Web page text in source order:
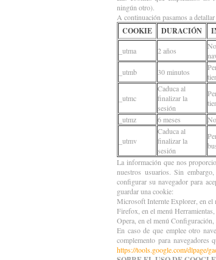
ningún otro).
A continuación pasamos a
COOKIE DURACIÓN
_utma 2 años
_utmb
30 minutos
_utmc
Caduca al
finalizar la
sesión
_utmz
6 meses
_utmv
Caduca al
finalizar la
sesión
La información que nos
nuestros usuarios. Sin
configurar su navegador para
guardar una cookie:
Microsoft Internte Explorer, en el
Firefox, en el menú
Opera, en el menú Configuración,
En caso de que emplee otro
complemento para
https://tools.google.com/dlpage/